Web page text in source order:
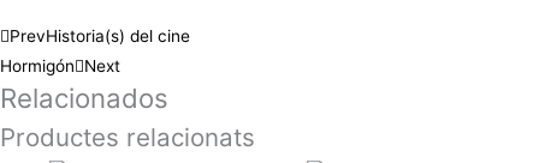
PrevHistoria(s) del cine
Hormigón
Next
Relacionados
Productes relacionats